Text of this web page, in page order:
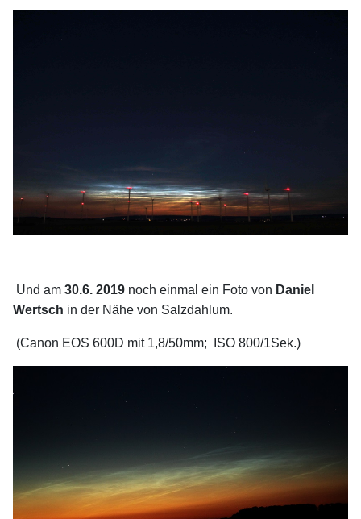
Und am 30.6. 2019 noch einmal ein Foto von Daniel
Wertsch in der Nähe von Salzdahlum.
(Canon EOS 600D mit 1,8/50mm; ISO 800/1Sek.)